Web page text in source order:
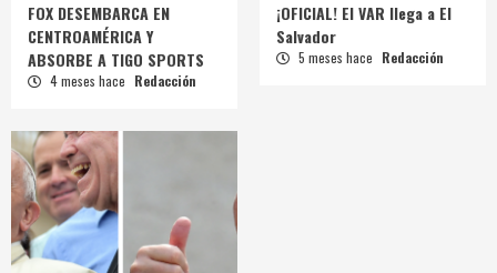
FOX DESEMBARCA EN
CENTROAMÉRICA Y
ABSORBE A TIGO SPORTS
4 meses hace Redacción
¡OFICIAL! El VAR llega a El
Salvador
5 meses hace Redacción